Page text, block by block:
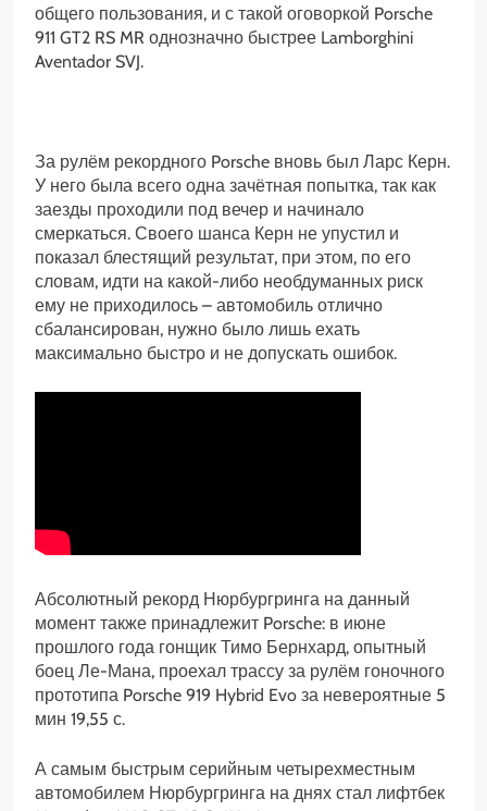
общего пользования, и с такой оговоркой Porsche
911 GT2 RS MR однозначно быстрее Lamborghini
Aventador SVJ.
За рулём рекордного Porsche вновь был Ларс Керн.
У него была всего одна зачётная попытка, так как
заезды проходили под вечер и начинало
смеркаться. Своего шанса Керн не упустил и
показал блестящий результат, при этом, по его
словам, идти на какой-либо необдуманных риск
ему не приходилось – автомобиль отлично
сбалансирован, нужно было лишь ехать
максимально быстро и не допускать ошибок.
Абсолютный рекорд Нюрбургринга на данный
момент также принадлежит Porsche: в июне
прошлого года гонщик Тимо Бернхард, опытный
боец Ле-Мана, проехал трассу за рулём гоночного
прототипа Porsche 919 Hybrid Evo за невероятные 5
мин 19,55 с.
А самым быстрым серийным четырехместным
автомобилем Нюрбургринга на днях стал лифтбек